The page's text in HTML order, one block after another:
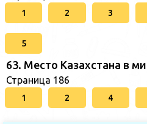
1 2 3
5
63. Место Казахстана в
Страница 186
1 2 4